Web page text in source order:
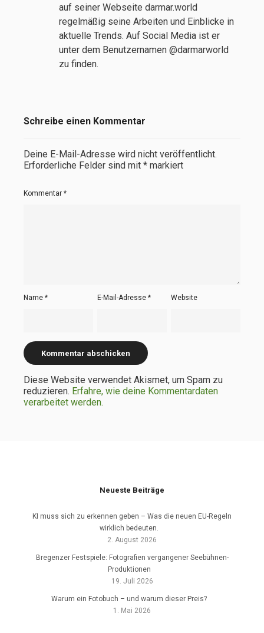
auf seiner Webseite darmar.world
regelmäßig seine Arbeiten und Einblicke in
aktuelle Trends. Auf Social Media ist er
unter dem Benutzernamen @darmarworld
zu finden.
Schreibe einen Kommentar
Deine E-Mail-Adresse wird nicht veröffentlicht.
Erforderliche Felder sind mit * markiert
Kommentar *
Name * E-Mail-Adresse* Website
Diese Website verwendet Akismet, um Spam zu
reduzieren. Erfahre, wie deine Kommentardaten
verarbeitet werden.
Neueste Beiträge
KI muss sich zu erkennen geben – Was die neuen EU-Regeln
wirklich bedeuten.
2. August 2026
Bregenzer Festspiele: Fotografien vergangener Seebühnen-
Produktionen
19. Juli 2026
Warum ein Fotobuch – und warum dieser Preis?
1. Mai 2026